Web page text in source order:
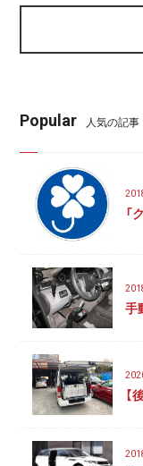
Popular 人気の記事
「
手
【